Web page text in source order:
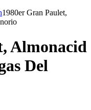
1980er Gran Paulet,
Almonacid
Del